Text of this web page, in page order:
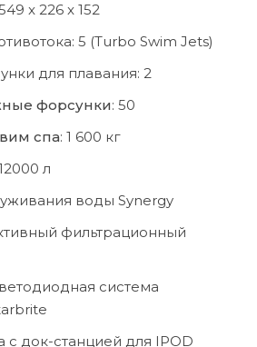
x 226 x 152
5 (Turbo Swim Jets)
для плавания: 2
форсунки: 50
спа: 1 600 кг
л
воды Synergy
фильтрационный
система
с док-станцией для IPOD